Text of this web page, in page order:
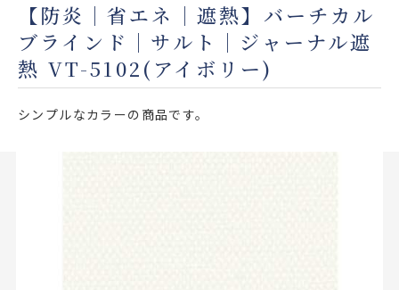
製品をさがす
店舗をさがす
【防炎｜省エネ｜遮熱】バーチカル
ブラインド｜サルト｜ジャーナル遮
熱 VT-5102(アイボリー)
シンプルなカラーの商品です。